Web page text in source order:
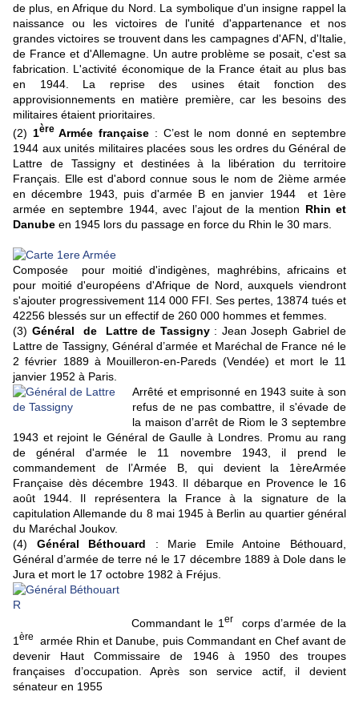
de plus, en Afrique du Nord. La symbolique d'un insigne rappel la
naissance ou les victoires de l'unité d'appartenance et nos
grandes victoires se trouvent dans les campagnes d'AFN, d'Italie,
de France et d'Allemagne. Un autre problème se posait, c'est sa
fabrication. L'activité économique de la France était au plus bas
en 1944. La reprise des usines était fonction des
approvisionnements en matière première, car les besoins des
militaires étaient prioritaires.
(2) 1èreArmée française : C’est le nom donné en septembre
1944 aux unités militaires placées sous les ordres du Général de
Lattre de Tassigny et destinées à la libération du territoire
Français. Elle est d'abord connue sous le nom de 2ième armée
en décembre 1943, puis d'armée B en janvier 1944 et 1ère
armée en septembre 1944, avec l’ajout de la mention Rhin et
Danube en 1945 lors du passage en force du Rhin le 30 mars.
Composée pour moitié d'indigènes, maghrébins, africains et
pour moitié d'européens d'Afrique de Nord, auxquels viendront
s'ajouter progressivement 114 000 FFI. Ses pertes, 13874 tués et
42256 blessés sur un effectif de 260 000 hommes et femmes.
(3) Général de Lattre de Tassigny: Jean Joseph Gabriel de
Lattre de Tassigny, Général d’armée et Maréchal de France né le
2 février 1889 à Mouilleron-en-Pareds (Vendée) et mort le 11
janvier 1952 à Paris.
Arrêté et emprisonné en 1943 suite à son
refus de ne pas combattre, il s'évade de
la maison d’arrêt de Riom le 3 septembre
1943 et rejoint le Général de Gaulle à Londres. Promu au rang
de général d'armée le 11 novembre 1943, il prend le
commandement de l’Armée B, qui devient la 1èreArmée
Française dès décembre 1943. Il débarque en Provence le 16
août 1944. Il représentera la France à la signature de la
capitulation Allemande du 8 mai 1945 à Berlin au quartier général
du Maréchal Joukov.
(4) Général Béthouard : Marie Emile Antoine Béthouard,
Général d’armée de terre né le 17 décembre 1889 à Dole dans le
Jura et mort le 17 octobre 1982 à Fréjus.
Commandant le 1 er
corps d’armée de la
1ère
armée Rhin et Danube, puis Commandant en Chef avant de
devenir Haut Commissaire de 1946 à 1950 des troupes
françaises d’occupation. Après son service actif, il devient
sénateur en 1955